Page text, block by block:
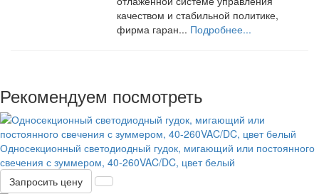
качеством и стабильной политике,
фирма гаран... Подробнее...
Рекомендуем посмотреть
Односекционный светодиодный гудок, мигающий или постоянного
свечения с зуммером, 40-260VAC/DC, цвет белый
Запросить цену